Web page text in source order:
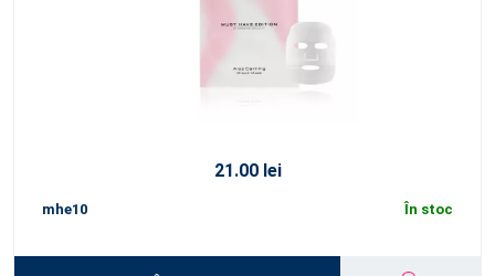
21.00 lei
mhe10 În stoc